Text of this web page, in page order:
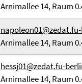
Arnimallee 14, Raum
Arnimallee 14, Raum
hessj01@zedat.fu-
Arnimallee 14, Raum